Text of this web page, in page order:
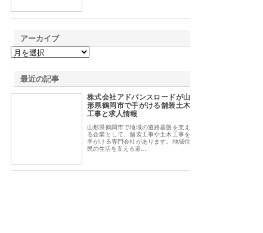
アーカイブ
最近の記事
株式会社アドバンスロードが山
形県鶴岡市で手がける舗装土木
工事と求人情報
山形県鶴岡市で地域の道路基盤を支え
る企業として、舗装工事や土木工事を
手がける専門会社があります。地域住
民の生活を支える道…